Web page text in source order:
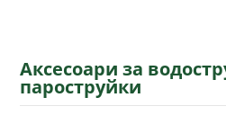
Аксесоари за
пароструйки